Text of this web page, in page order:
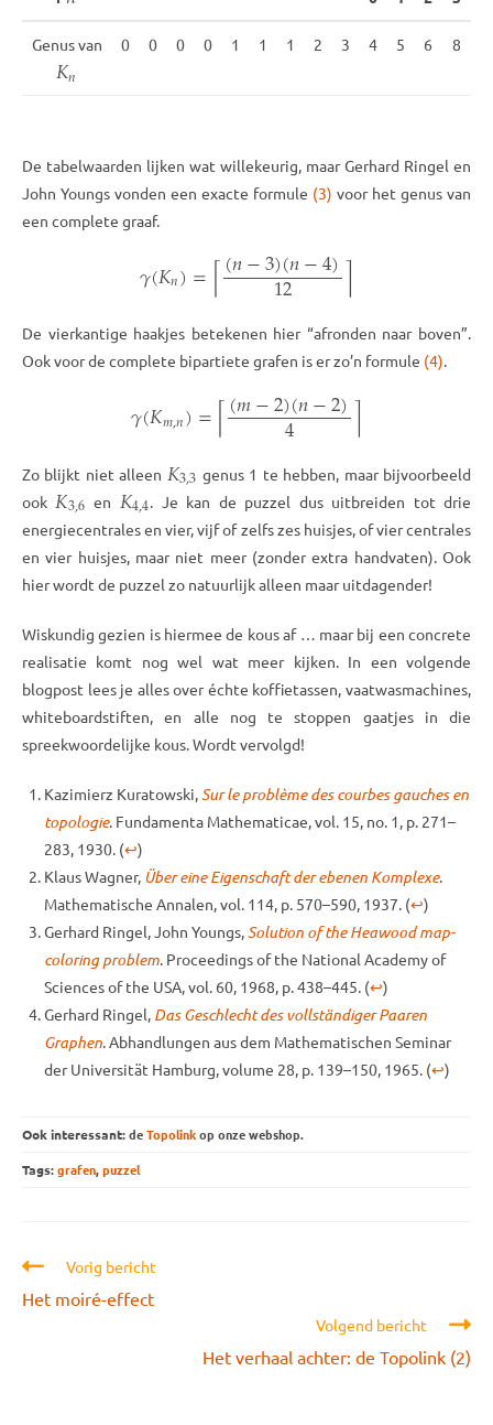
Genus van
𝐾𝑛
0 0 0 0 1 1 1 2 3 4 5 6 8
De tabelwaarden lijken wat willekeurig, maar Gerhard Ringel en
John Youngs vonden een exacte formule (3) voor het genus van
een complete graaf.
𝛾(𝐾𝑛)=⌈(𝑛−3)(𝑛−4)
12 ⌉
De vierkantige haakjes betekenen hier “afronden naar boven”.
Ook voor de complete bipartiete grafen is er zo’n formule (4).
𝛾(𝐾𝑚,𝑛)=⌈(𝑚−2)(𝑛−2)
4 ⌉
Zo blijkt niet alleen 𝐾3,3 genus 1 te hebben, maar bijvoorbeeld
ook 𝐾3,6 en 𝐾4,4. Je kan de puzzel dus uitbreiden tot drie
energiecentrales en vier, vijf of zelfs zes huisjes, of vier centrales
en vier huisjes, maar niet meer (zonder extra handvaten). Ook
hier wordt de puzzel zo natuurlijk alleen maar uitdagender!
Wiskundig gezien is hiermee de kous af … maar bij een concrete
realisatie komt nog wel wat meer kijken. In een volgende
blogpost lees je alles over échte koffietassen, vaatwasmachines,
whiteboardstiften, en alle nog te stoppen gaatjes in die
spreekwoordelijke kous. Wordt vervolgd!
Kazimierz Kuratowski,Sur le problème des courbes gauches en
topologie. Fundamenta Mathematicae, vol. 15, no. 1, p. 271–
283, 1930. (↩)
Klaus Wagner, Über eine Eigenschaft der ebenen Komplexe.
Mathematische Annalen, vol. 114, p. 570–590, 1937. (↩)
Gerhard Ringel, John Youngs,Solution of the Heawood map-
coloring problem. Proceedings of the National Academy of
Sciences of the USA, vol. 60, 1968, p. 438–445. (↩)
Gerhard Ringel, Das Geschlecht des vollständiger Paaren
Graphen. Abhandlungen aus dem Mathematischen Seminar
der Universität Hamburg, volume 28, p. 139–150, 1965. (↩)
Ook interessant:deTopolinkop onze webshop.
Tags:grafen,puzzel
Lees
artikelen
Vorig bericht
Het moiré-effect
Volgend bericht
Het verhaal achter: de Topolink (2)